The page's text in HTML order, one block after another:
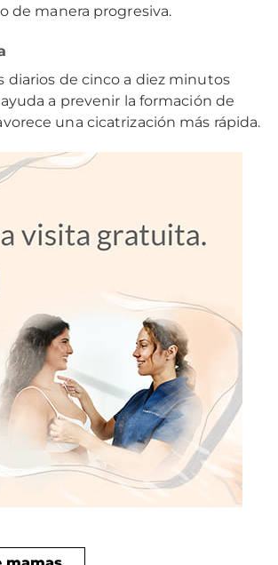
de manera progresiva.
diarios de cinco a diez minutos
a prevenir la formación de
una cicatrización más rápida.